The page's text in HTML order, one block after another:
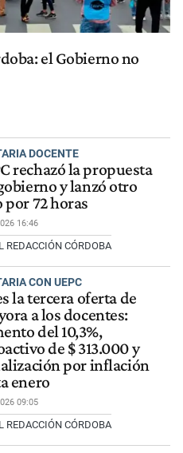
el Gobierno no
DOCENTE
rechazó la propuesta
y lanzó otro
por 72 horas
16:46
REDACCIÓN CÓRDOBA
CON UEPC
la tercera oferta de
a los docentes:
del 10,3%,
de $ 313.000 y
por inflación
enero
09:05
REDACCIÓN CÓRDOBA